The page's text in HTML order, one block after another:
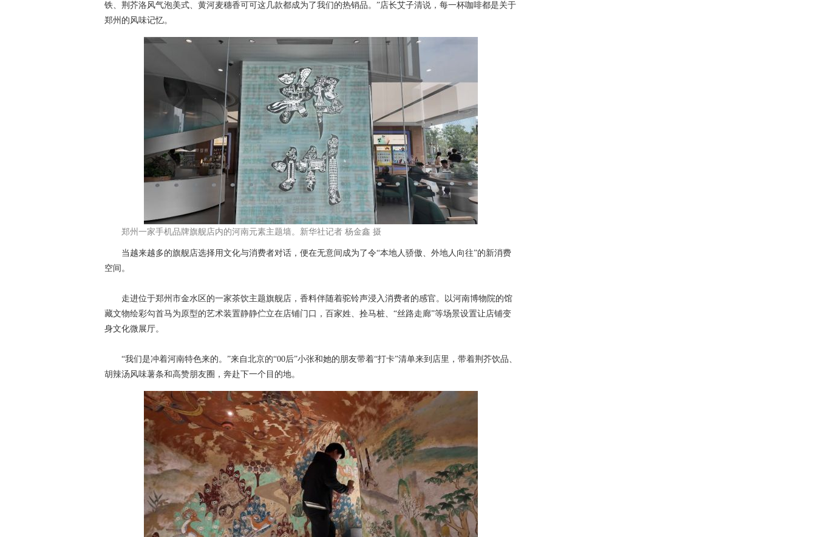
铁、荆芥洛风气泡美式、黄河麦穗香可可这几款都成为了我们的热销品。”店长艾子清说，每一杯咖啡都是关于
郑州的风味记忆。
郑州一家手机品牌旗舰店内的河南元素主题墙。新华社记者 杨金鑫 摄
当越来越多的旗舰店选择用文化与消费者对话，便在无意间成为了令“本地人骄傲、外地人向往”的新消费
空间。
走进位于郑州市金水区的一家茶饮主题旗舰店，香料伴随着驼铃声浸入消费者的感官。以河南博物院的馆
藏文物绘彩勾首马为原型的艺术装置静静伫立在店铺门口，百家姓、拴马桩、“丝路走廊”等场景设置让店铺变
身文化微展厅。
“我们是冲着河南特色来的。”来自北京的“00后”小张和她的朋友带着“打卡”清单来到店里，带着荆芥饮品、
胡辣汤风味薯条和高赞朋友圈，奔赴下一个目的地。